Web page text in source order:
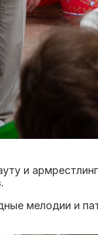
и
мелодии и